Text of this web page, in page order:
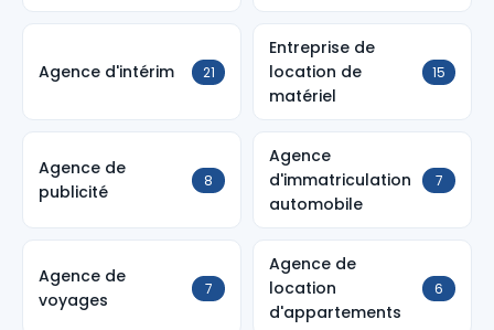
Agence d'intérim 21
Entreprise de
location de
matériel
15
Agence de
publicité
8
Agence
d'immatriculation
automobile
7
Agence de
voyages
7
Agence de
location
d'appartements
6